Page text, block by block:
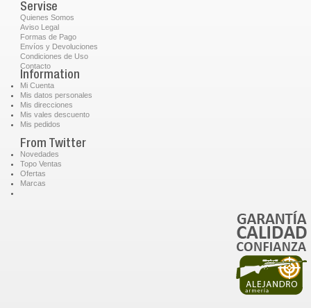
Servise
Quienes Somos
Aviso Legal
Formas de Pago
Envíos y Devoluciones
Condiciones de Uso
Contacto
Information
Mi Cuenta
Mis datos personales
Mis direcciones
Mis vales descuento
Mis pedidos
From Twitter
Novedades
Topo Ventas
Ofertas
Marcas